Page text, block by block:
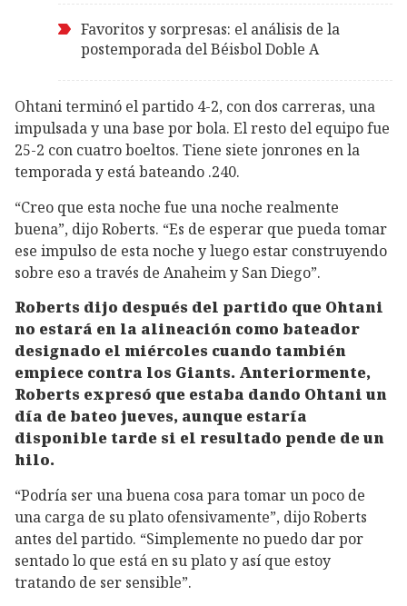
Favoritos y sorpresas: el análisis de la
postemporada del Béisbol Doble A
Ohtani terminó el partido 4-2, con dos carreras, una
impulsada y una base por bola. El resto del equipo fue
25-2 con cuatro boeltos. Tiene siete jonrones en la
temporada y está bateando .240.
“Creo que esta noche fue una noche realmente
buena”, dijo Roberts. “Es de esperar que pueda tomar
ese impulso de esta noche y luego estar construyendo
sobre eso a través de Anaheim y San Diego”.
Roberts dijo después del partido que Ohtani
no estará en la alineación como bateador
designado el miércoles cuando también
empiece contra los Giants. Anteriormente,
Roberts expresó que estaba dando Ohtani un
día de bateo jueves, aunque estaría
disponible tarde si el resultado pende de un
hilo.
“Podría ser una buena cosa para tomar un poco de
una carga de su plato ofensivamente”, dijo Roberts
antes del partido. “Simplemente no puedo dar por
sentado lo que está en su plato y así que estoy
tratando de ser sensible”.